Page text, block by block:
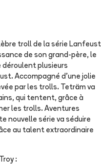
troll de la série Lanfeust
de son grand-père, le
plusieurs
Accompagné d'une jolie
par les trolls. Teträm va
qui tentent, grâce à
les trolls. Aventures
nouvelle série va séduire
au talent extraordinaire
: